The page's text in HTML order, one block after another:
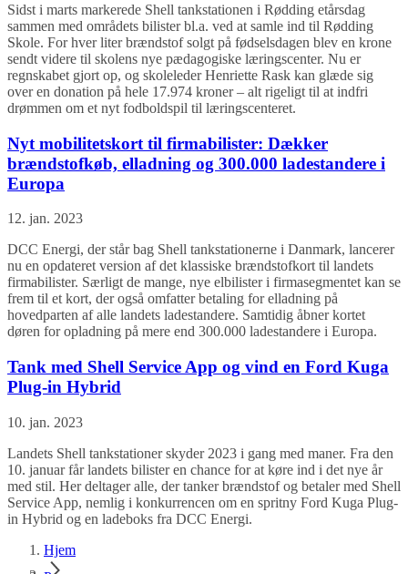
Sidst i marts markerede Shell tankstationen i Rødding etårsdag
sammen med områdets bilister bl.a. ved at samle ind til Rødding
Skole. For hver liter brændstof solgt på fødselsdagen blev en krone
sendt videre til skolens nye pædagogiske læringscenter. Nu er
regnskabet gjort op, og skoleleder Henriette Rask kan glæde sig
over en donation på hele 17.974 kroner – alt rigeligt til at indfri
drømmen om et nyt fodboldspil til læringscenteret.
Nyt mobilitetskort til firmabilister: Dækker
brændstofkøb, elladning og 300.000 ladestandere i
Europa
12. jan. 2023
DCC Energi, der står bag Shell tankstationerne i Danmark, lancerer
nu en opdateret version af det klassiske brændstofkort til landets
firmabilister. Særligt de mange, nye elbilister i firmasegmentet kan se
frem til et kort, der også omfatter betaling for elladning på
hovedparten af alle landets ladestandere. Samtidig åbner kortet
døren for opladning på mere end 300.000 ladestandere i Europa.
Tank med Shell Service App og vind en Ford Kuga
Plug-in Hybrid
10. jan. 2023
Landets Shell tankstationer skyder 2023 i gang med maner. Fra den
10. januar får landets bilister en chance for at køre ind i det nye år
med stil. Her deltager alle, der tanker brændstof og betaler med Shell
Service App, nemlig i konkurrencen om en spritny Ford Kuga Plug-
in Hybrid og en ladeboks fra DCC Energi.
Hjem